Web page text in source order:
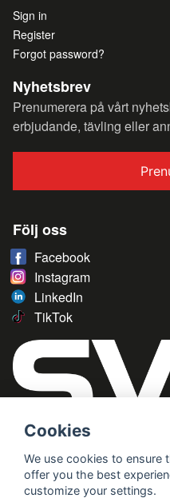
Sign in
Register
Forgot password?
Nyhetsbrev
Prenumerera på vårt
erbjudande, tävling eller
Följ oss
Facebook
Instagram
LinkedIn
TikTok
Cookies
We use cookies to ensure
offer you the best
customize your settings.